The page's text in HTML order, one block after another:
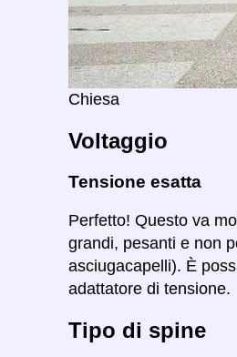
Chiesa
Voltaggio
Tensione esatta
Perfetto! Questo va
grandi, pesanti e non
asciugacapelli). È
adattatore di tensione.
Tipo di spine